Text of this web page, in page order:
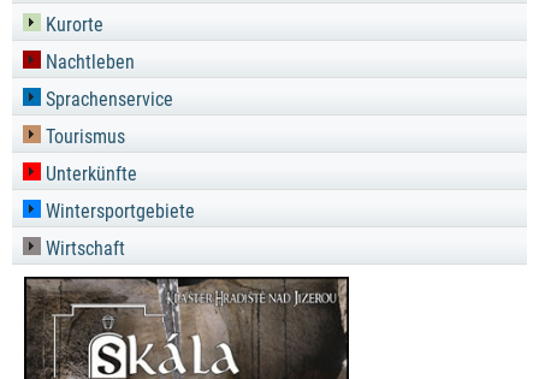
Kurorte
Nachtleben
Sprachenservice
Tourismus
Unterkünfte
Wintersportgebiete
Wirtschaft